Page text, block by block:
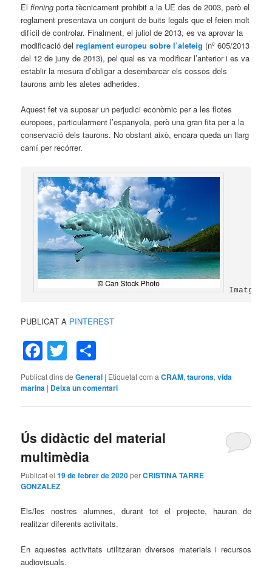
Elfinning porta tècnicament prohibit a la UE des de 2003, però el
reglament presentava un conjunt de buits legals que el feien molt
difícil de controlar. Finalment, el juliol de 2013, es va aprovar la
modificació delreglament europeu sobre l’aleteig (nº 605/2013
del 12 de juny de 2013), pel qual es va modificar l’anterior i es va
establir la mesura d’obligar a desembarcar els cossos dels
taurons amb les aletes adherides.
Aquest fet va suposar un perjudici econòmic per a les flotes
europees, particularment l’espanyola, però una gran fita per a la
conservació dels taurons. No obstant això, encara queda un llarg
camí per recórrer.
Imatge
PUBLICAT A PINTEREST
Facebook
Twitter
Publicat dins de General | Etiquetat com a CRAM,taurons,vida
marina | Deixa un comentari
Ús didàctic del material
multimèdia
Publicat el19 de febrer de 2020perCRISTINA TARRE
GONZALEZ
Els/les nostres alumnes, durant tot el projecte, hauran de
realitzar diferents activitats.
En aquestes activitats utilitzaran diversos materials i recursos
audiovisuals.